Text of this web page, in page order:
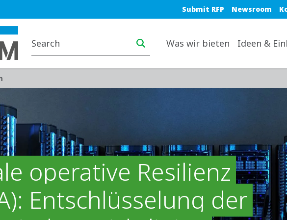
Blue top nav
Submit RFP Newsroom
Was wir bieten Ideen &
operative Resilienz
Entschlüsselung der